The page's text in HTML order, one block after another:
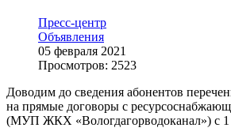
Пресс-центр
Объявления
05 февраля 2021
Просмотров: 2523
Доводим до сведения абонентов
на прямые договоры с
(МУП ЖКХ «Вологдагорводоканал») с 1